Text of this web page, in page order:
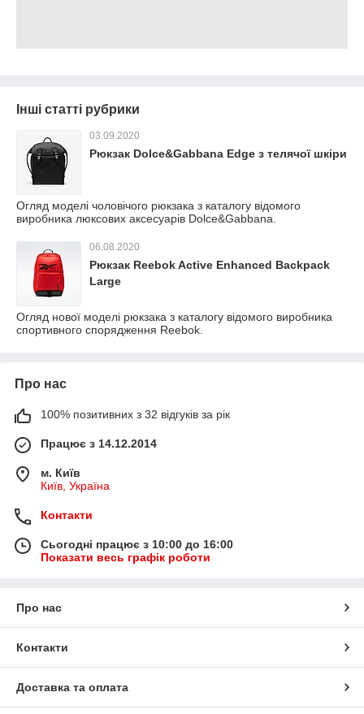
Інші статті рубрики
03.09.2020
Рюкзак Dolce&Gabbana Edge з телячої шкіри
Огляд моделі чоловічого рюкзака з каталогу відомого
виробника люксових аксесуарів Dolce&Gabbana.
06.08.2020
Рюкзак Reebok Active Enhanced Backpack
Large
Огляд нової моделі рюкзака з каталогу відомого виробника
спортивного спорядження Reebok.
Про нас
100% позитивних з 32 відгуків за рік
Працює з 14.12.2014
м. Київ
Київ, Україна
Контакти
Сьогодні працює з 10:00 до 16:00
Показати весь графік роботи
Про нас
Контакти
Доставка та оплата